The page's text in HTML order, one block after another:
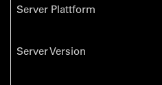
Server Plattform
Server Version